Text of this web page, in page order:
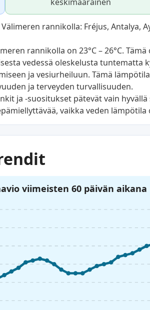
rannikolla: Fréjus, Antalya,
rannikolla on 23°C – 26°C.
vedessä oleskelusta tuntematta
ja vesiurheiluun. Tämä
ja terveyden turvallisuuden.
ja -suositukset pätevät vain hyvällä
vaikka veden
viimeisten 60 päivän aikana